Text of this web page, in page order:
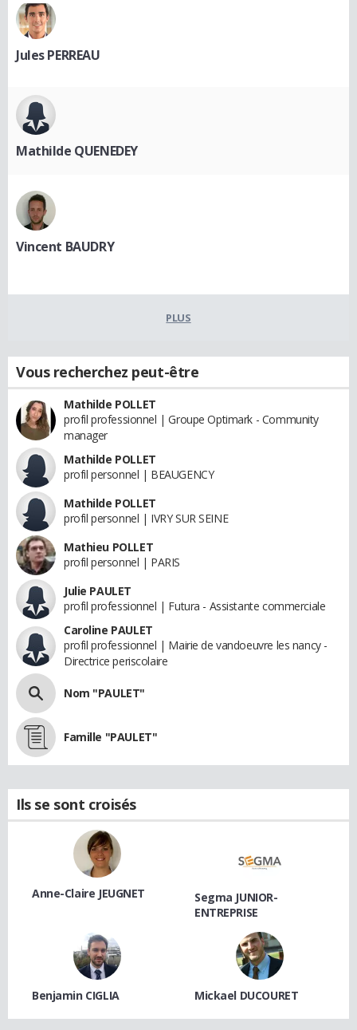
Jules PERREAU
Mathilde QUENEDEY
Vincent BAUDRY
PLUS
Vous recherchez peut-être
Mathilde POLLET
profil professionnel | Groupe Optimark - Community
manager
Mathilde POLLET
profil personnel | BEAUGENCY
Mathilde POLLET
profil personnel | IVRY SUR SEINE
Mathieu POLLET
profil personnel | PARIS
Julie PAULET
profil professionnel | Futura - Assistante commerciale
Caroline PAULET
profil professionnel | Mairie de vandoeuvre les nancy -
Directrice periscolaire
Nom "PAULET"
Famille "PAULET"
Ils se sont croisés
Anne-Claire JEUGNET
Segma JUNIOR-
ENTREPRISE
Benjamin CIGLIA Mickael DUCOURET